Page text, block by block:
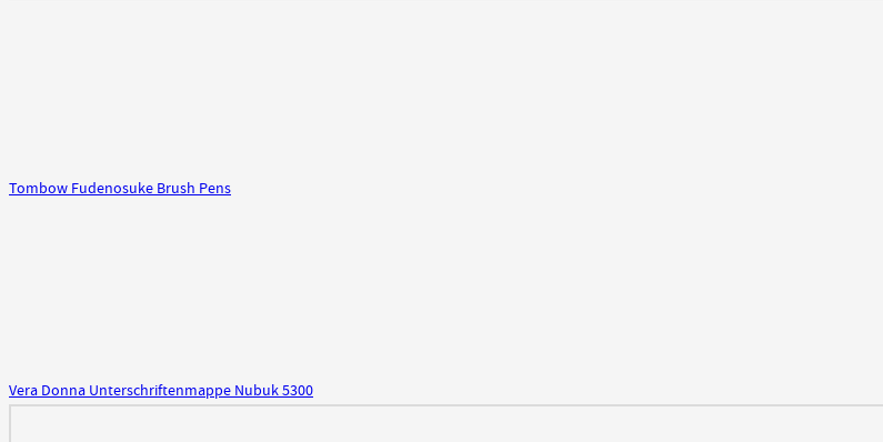
Tombow Fudenosuke Brush Pens
Vera Donna Unterschriftenmappe Nubuk 5300